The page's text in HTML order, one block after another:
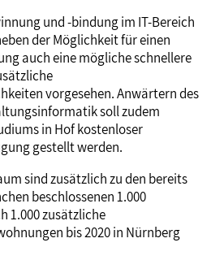
und -bindung im IT-Bereich
der Möglichkeit für einen
auch eine mögliche schnellere
vorgesehen. Anwärtern des
soll zudem
in Hof kostenloser
gestellt werden.
sind zusätzlich zu den bereits
beschlossenen 1.000
1.000 zusätzliche
bis 2020 in Nürnberg